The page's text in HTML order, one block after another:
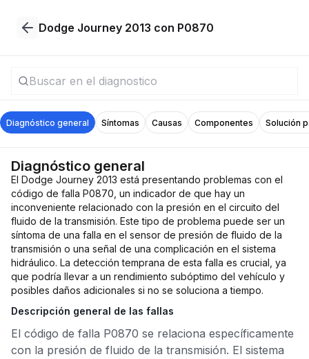
Dodge Journey 2013 con P0870
Diagnóstico general Síntomas Causas Componentes Solución
Diagnóstico general
El Dodge Journey 2013 está presentando problemas con el
código de falla P0870, un indicador de que hay un
inconveniente relacionado con la presión en el circuito del
fluido de la transmisión. Este tipo de problema puede ser un
síntoma de una falla en el sensor de presión de fluido de la
transmisión o una señal de una complicación en el sistema
hidráulico. La detección temprana de esta falla es crucial, ya
que podría llevar a un rendimiento subóptimo del vehículo y
posibles daños adicionales si no se soluciona a tiempo.
Descripción general de las fallas
El código de falla P0870 se relaciona específicamente
con la presión de fluido de la transmisión. El sistema